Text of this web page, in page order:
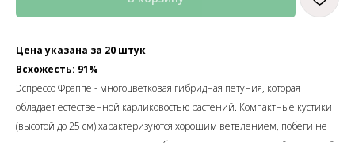
Цена указана за 20 штук
Всхожесть: 91%
Эспрессо Фраппе - многоцветковая гибридная петуния, которая
обладает естественной карликовостью растений. Компактные кустики
(высотой до 25 см) характеризуются хорошим ветвлением, побеги не